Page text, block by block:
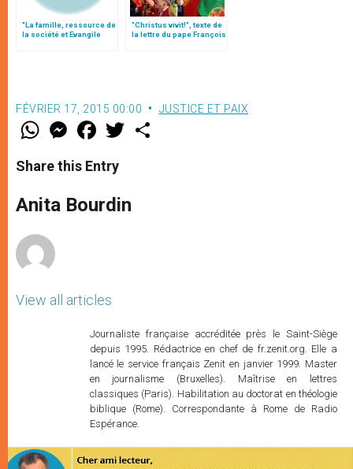
"La famille, ressource de
la société et Evangile
"Christus vivit!", texte de
la lettre du pape François
FÉVRIER 17, 2015 00:00 JUSTICE ET PAIX
W
t
s
p
p
M
e
s
e
g
e
F
a
e
b
o
k
w
r
Share this Entry
Anita Bourdin
View all articles
Journaliste française accréditée près le Saint-Siège
depuis 1995. Rédactrice en chef de fr.zenit.org. Elle a
lancé le service français Zenit en janvier 1999. Master
en journalisme (Bruxelles). Maîtrise en lettres
classiques (Paris). Habilitation au doctorat en théologie
biblique (Rome). Correspondante à Rome de Radio
Espérance.